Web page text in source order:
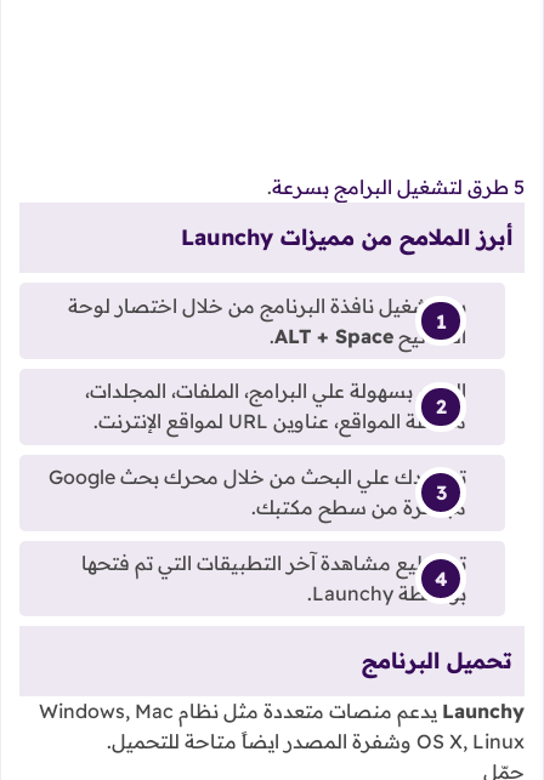
5 طرق لتشغيل البرامج بسرعة .
أبرز الملامح من مميزات Launchy
بدء تشغيل نافذة البرنامج من خلال اختصار لوحة
المفاتيح ALT + Space
.
العثور بسهولة علي البرامج، الملفات، المجلدات،
مفضلة المواقع، عناوين URL لمواقع الإنترنت.
تساعدك علي البحث من خلال محرك بحث Google
مباشرة من سطح مكتبك.
تستطيع مشاهدة آخر التطبيقات التي تم فتحها
بواسطة Launchy.
تحميل البرنامج
Launchy
يدعم منصات متعددة مثل نظام Windows, Mac
OS X, Linux وشفرة المصدر ايضاً متاحة للتحميل.
حمّل